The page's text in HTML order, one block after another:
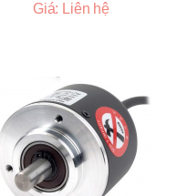
Giá: Liên hệ